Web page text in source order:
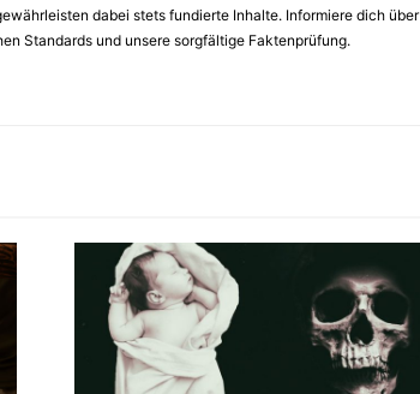
dabei stets fundierte Inhalte. Informiere dich über
Standards und unsere sorgfältige Faktenprüfung.